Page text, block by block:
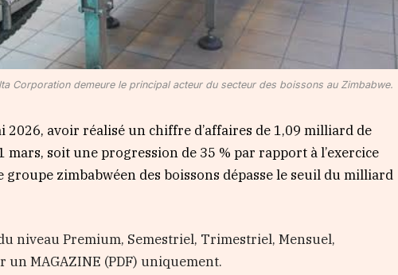
Corporation demeure le principal acteur du secteur des boissons au Zimbabwe.
2026, avoir réalisé un chiffre d’affaires de 1,09 milliard de
mars, soit une progression de 35 % par rapport à l’exercice
groupe zimbabwéen des boissons dépasse le seuil du milliard
niveau Premium, Semestriel, Trimestriel, Mensuel,
MAGAZINE (PDF) uniquement.